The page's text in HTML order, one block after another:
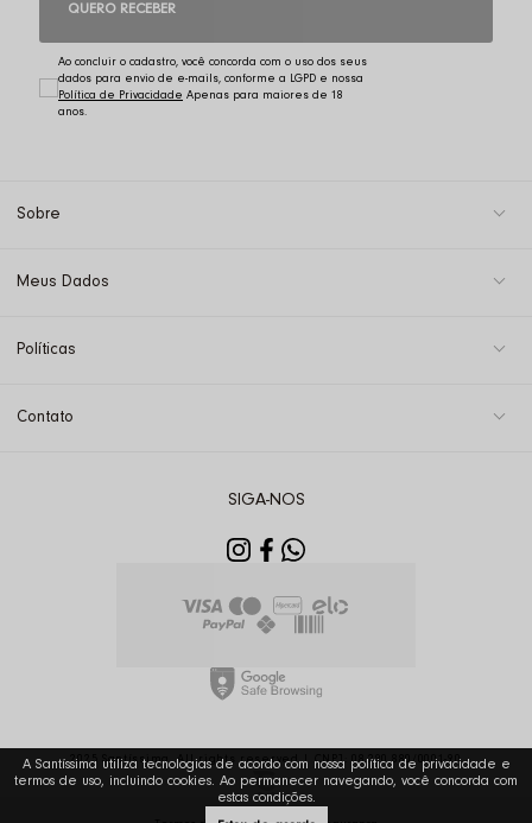
QUERO RECEBER
Ao concluir o cadastro, você concorda com o uso dos seus
dados para envio de e-mails, conforme a LGPD e nossa
Política de Privacidade
Sobre
Meus Dados
Políticas
Contato
SIGA-NOS
2025 Santíssima. All rights reserved | CNPJ: 08.290.880/0001-90
A Santíssima utiliza tecnologias de acordo com nossa política de privacidade e
termos de uso, incluindo cookies. Ao permanecer navegando, você concorda com
estas condições.